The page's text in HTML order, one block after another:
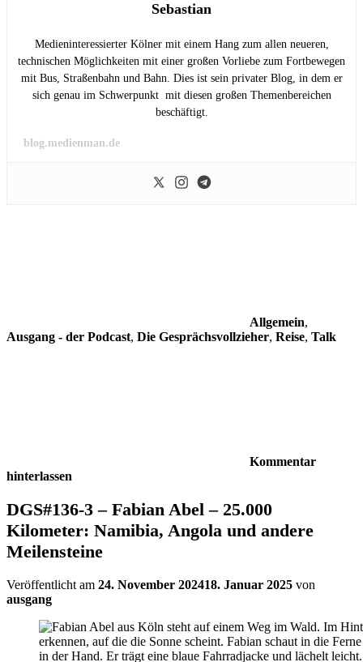
Sebastian
Medieninteressierter Kölner mit einem Hang zum allen neueren,
technischen Möglichkeiten mit einer großen Vorliebe zum Fortbewegen
mit Bus, Straßenbahn und Bahn. Dies ist sein privater Blog, in dem er
sich genau im Schwerpunkt mit diesen großen Themenbereichen
beschäftigt.
blog.medienman.de
Allgemein,
Ausgang - der Podcast, Die Gesprächsvollzieher, Reise, Talk
Kommentar
hinterlassen
DGS#136-3 – Fabian Abel – 25.000
Kilometer: Namibia, Angola und andere
Meilensteine
Veröffentlicht am 24. November 202418. Januar 2025 von
ausgang